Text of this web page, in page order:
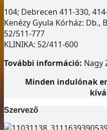
104; Debrecen 411-330,
Kenézy Gyula Kórház: Db.,
52/511-777
KLINIKA: 52/411-600
További információ: Nagy
Minden indulónak
Szervező